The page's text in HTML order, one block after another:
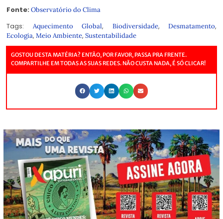
Fonte: Observatório do Clima
Tags: Aquecimento Global, Biodiversidade, Desmatamento,
Ecologia, Meio Ambiente, Sustentabilidade
GOSTOU DESTA MATÉRIA? ENTÃO, POR FAVOR, PASSA PRA FRENTE.
COMPARTILHE EM TODAS AS SUAS REDES. NÃO CUSTA NADA, É SÓ CLICAR!